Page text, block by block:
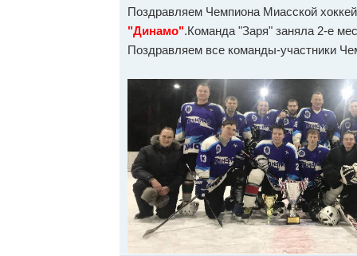
Поздравляем Чемпиона Миасской
"Динамо".Команда "Заря" заняла 2-е
Поздравляем все команды-участники